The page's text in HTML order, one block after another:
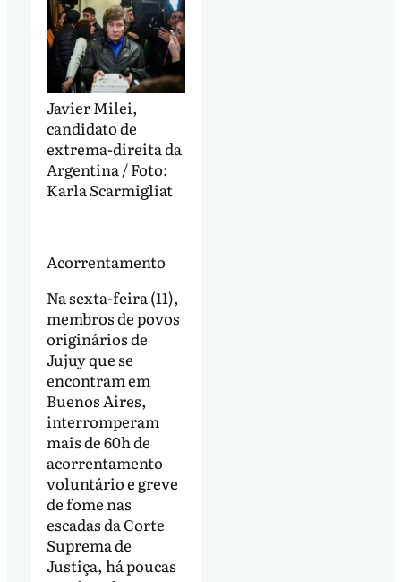
Javier Milei,
candidato de
extrema-direita da
Argentina / Foto:
Karla Scarmigliat
Acorrentamento
Na sexta-feira (11),
membros de povos
originários de
Jujuy que se
encontram em
Buenos Aires,
interromperam
mais de 60h de
acorrentamento
voluntário e greve
de fome nas
escadas da Corte
Suprema de
Justiça, há poucas